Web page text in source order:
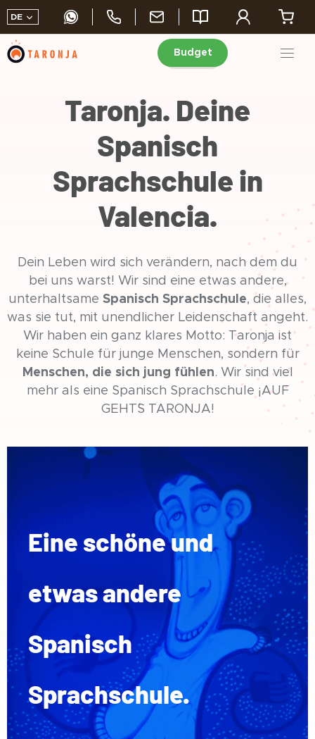
DE
Budget
Taronja. Deine
Spanisch
Sprachschule in
Valencia.
Dein Leben wird sich verändern, nach dem du
bei uns warst! Wir sind eine etwas andere,
unterhaltsame Spanisch Sprachschule, die alles,
was sie tut, mit unendlicher Leidenschaft angeht.
Wir haben ein ganz klares Motto: Taronja ist
keine Schule für junge Menschen, sondern für
Menschen, die sich jung fühlen. Wir sind viel
mehr als eine Spanisch Sprachschule ¡AUF
GEHT´S TARONJA!
Eine schöne und
etwas andere
Spanisch
Sprachschule.